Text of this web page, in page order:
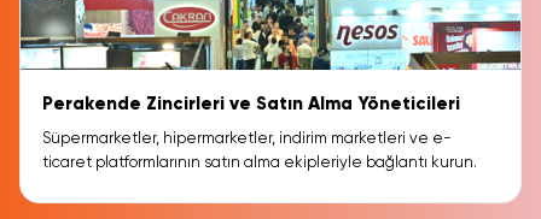
Perakende Zincirleri ve Satın Alma Yöneticileri
Süpermarketler, hipermarketler, indirim marketleri ve e-
ticaret platformlarının satın alma ekipleriyle bağlantı kurun.